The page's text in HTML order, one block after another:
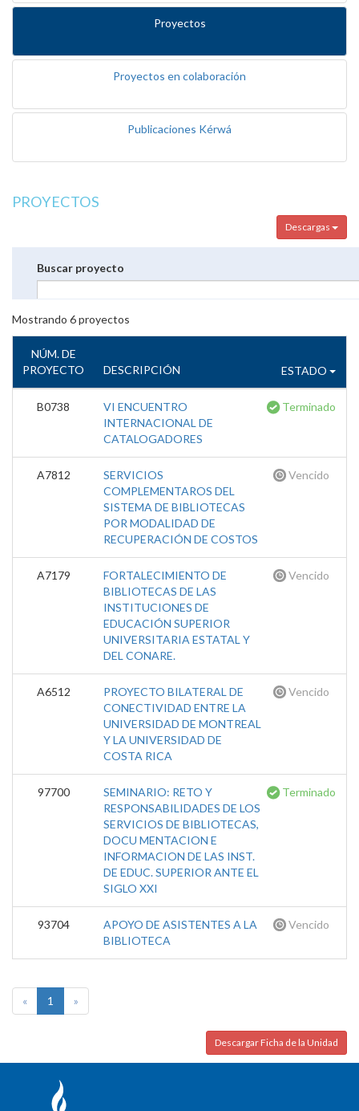
Proyectos
Proyectos en colaboración
Publicaciones Kérwá
PROYECTOS
Descargas
Buscar proyecto
Mostrando 6proyectos
NÚM. DE
PROYECTO
DESCRIPCIÓN ESTADO
B0738
VI ENCUENTRO
INTERNACIONAL DE
CATALOGADORES
Terminado
A7812
SERVICIOS
COMPLEMENTAROS DEL
SISTEMA DE BIBLIOTECAS
POR MODALIDAD DE
RECUPERACIÓN DE COSTOS
Vencido
A7179
FORTALECIMIENTO DE
BIBLIOTECAS DE LAS
INSTITUCIONES DE
EDUCACIÓN SUPERIOR
UNIVERSITARIA ESTATAL Y
DEL CONARE.
Vencido
A6512
PROYECTO BILATERAL DE
CONECTIVIDAD ENTRE LA
UNIVERSIDAD DE MONTREAL
Y LA UNIVERSIDAD DE
COSTA RICA
Vencido
97700
SEMINARIO: RETO Y
RESPONSABILIDADES DE LOS
SERVICIOS DE BIBLIOTECAS,
DOCU MENTACION E
INFORMACION DE LAS INST.
DE EDUC. SUPERIOR ANTE EL
SIGLO XXI
Terminado
93704
APOYO DE ASISTENTES A LA
BIBLIOTECA
Vencido
« 1 »
Descargar Ficha de la Unidad